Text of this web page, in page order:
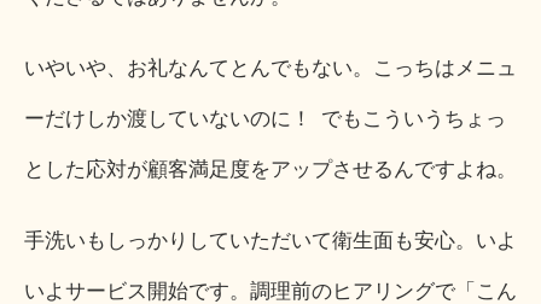
いやいや、お礼なんてとんでもない。こっちはメニュ
ーだけしか渡していないのに！ でもこういうちょっ
とした応対が顧客満足度をアップさせるんですよね。
手洗いもしっかりしていただいて衛生面も安心。いよ
いよサービス開始です。調理前のヒアリングで「こん